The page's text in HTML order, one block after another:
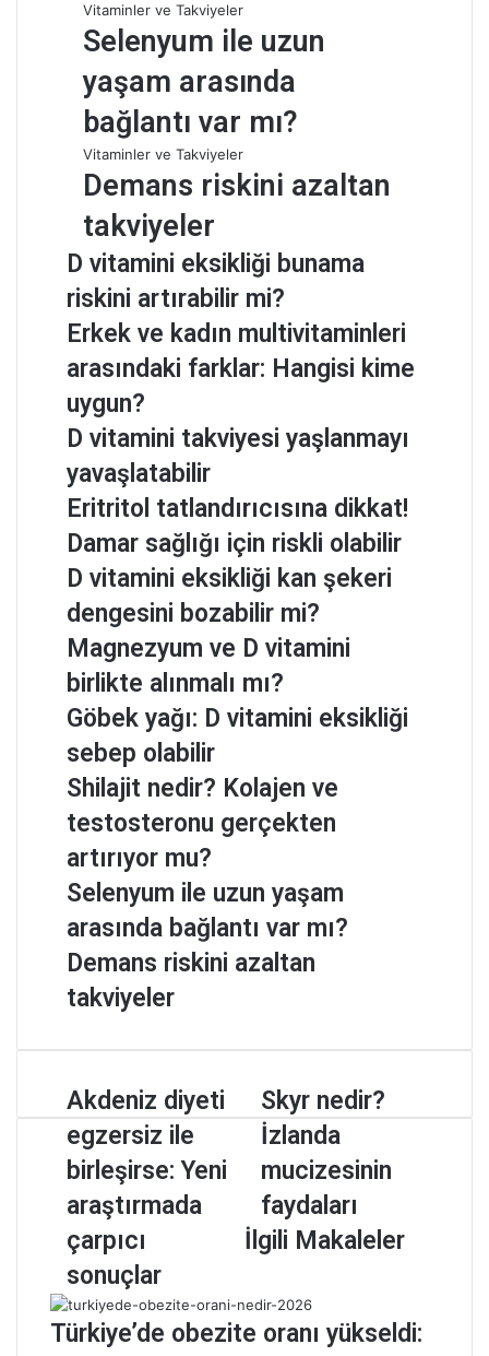
Vitaminler ve Takviyeler
Selenyum ile uzun
yaşam arasında
bağlantı var mı?
Vitaminler ve Takviyeler
Demans riskini azaltan
takviyeler
D vitamini eksikliği bunama
riskini artırabilir mi?
Erkek ve kadın multivitaminleri
arasındaki farklar: Hangisi kime
uygun?
D vitamini takviyesi yaşlanmayı
yavaşlatabilir
Eritritol tatlandırıcısına dikkat!
Damar sağlığı için riskli olabilir
D vitamini eksikliği kan şekeri
dengesini bozabilir mi?
Magnezyum ve D vitamini
birlikte alınmalı mı?
Göbek yağı: D vitamini eksikliği
sebep olabilir
Shilajit nedir? Kolajen ve
testosteronu gerçekten
artırıyor mu?
Selenyum ile uzun yaşam
arasında bağlantı var mı?
Demans riskini azaltan
takviyeler
A
k
d
e
i
z
d
i
y
e
t
Akdeniz diyeti
egzersiz ile
birleşirse: Yeni
araştırmada
çarpıcı
sonuçlar
S
k
y
r
e
d
i
?
z
Skyr nedir?
İzlanda
mucizesinin
faydaları
İlgili Makaleler
Türkiye’de obezite oranı yükseldi: